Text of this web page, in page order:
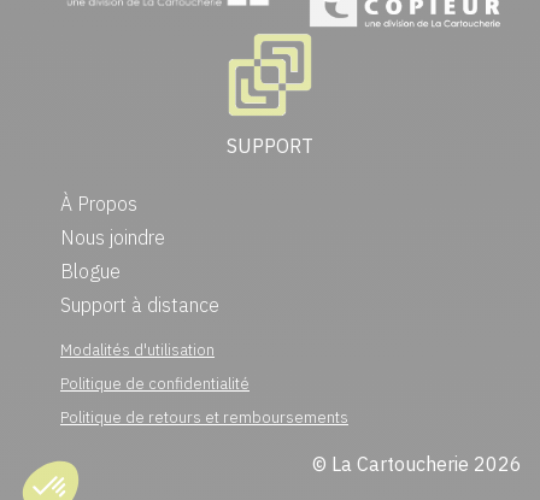
SUPPORT
À Propos
Nous joindre
Blogue
Support à distance
Modalités d'utilisation
Politique de confidentialité
Politique de retours et remboursements
© La Cartoucherie 2026